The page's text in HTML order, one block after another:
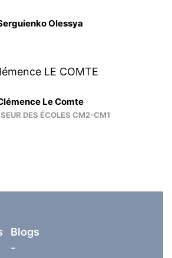
Olessya
Le Comte
DES ÉCOLES CM2-CM1
Blogs
-